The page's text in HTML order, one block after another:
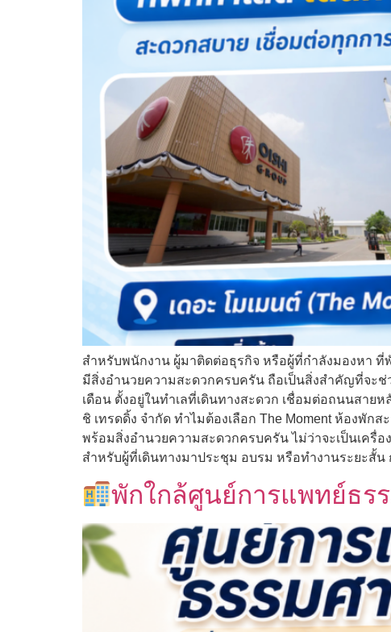
สำหรับพนักงาน ผู้มาติดต่อธุรกิจ หรือผู้ที่กำลังมองหา ที่
มีสิ่งอำนวยความสะดวกครบครัน ถือเป็นสิ่งสำคัญที่จะช่
เดือน ตั้งอยู่ในทำเลที่เดินทางสะดวก เชื่อมต่อถนนสา
ชิ เทรดดิ้ง จำกัด ทำไมต้องเลือก The Moment ห้องพัก
พร้อมสิ่งอำนวยความสะดวกครบครัน ไม่ว่าจะเป็นเครื่
สำหรับผู้ที่เดินทางมาประชุม อบรม หรือทำงานระยะสั้
พักใกล้ศูนย์การแพทย์ธร